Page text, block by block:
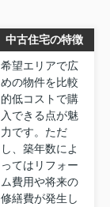
中古住宅の特徴
希望エリアで広
めの物件を比較
的低コストで購
入できる点が魅
力です。ただ
し、築年数によ
ってはリフォー
ム費用や将来の
修繕費が発生し